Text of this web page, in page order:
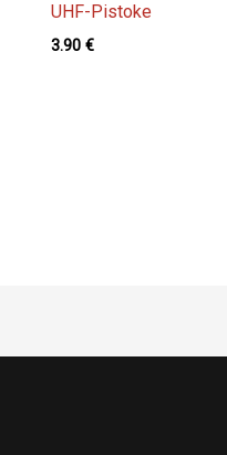
UHF-Pistoke
3.90 €